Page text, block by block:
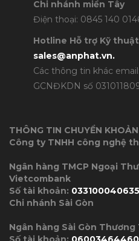
Chi nhánh miền Tây
Điện thoại: 0845 140
Hotline Hỗ trợ Kỹ
sales@anphat.vn.
Các thông tin khác email:
GCNĐKDN số
THÔNG TIN CHUYỂN KHOẢN
Công ty TNHH công nghệ
Ngân hàng TMCP Ngoại
Số tài khoản:
Chi nhánh Sài Gòn
Ngân hàng Sài Gòn